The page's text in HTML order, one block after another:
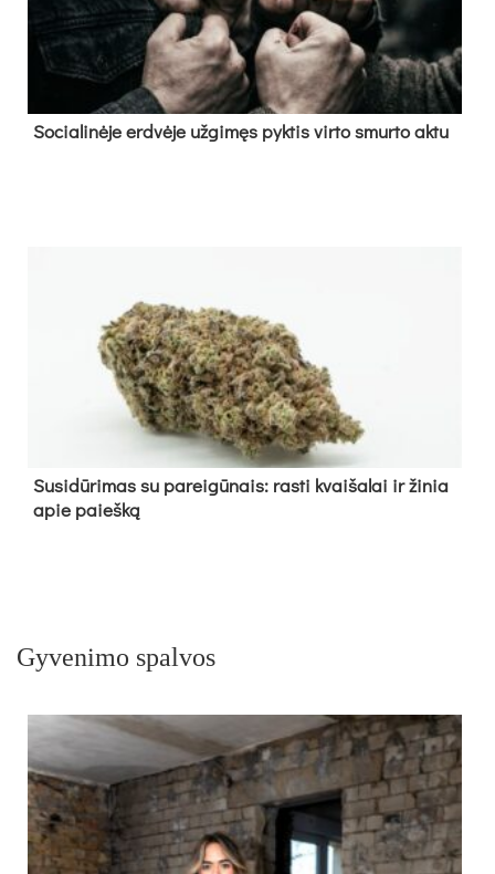
So­cia­li­nė­je erd­vė­je už­gi­męs pyk­tis vir­to smur­to ak­tu
Su­si­dū­ri­mas su pa­rei­gū­nais: ras­ti kvai­ša­lai ir ži­nia
apie paieš­ką
Gyvenimo spalvos